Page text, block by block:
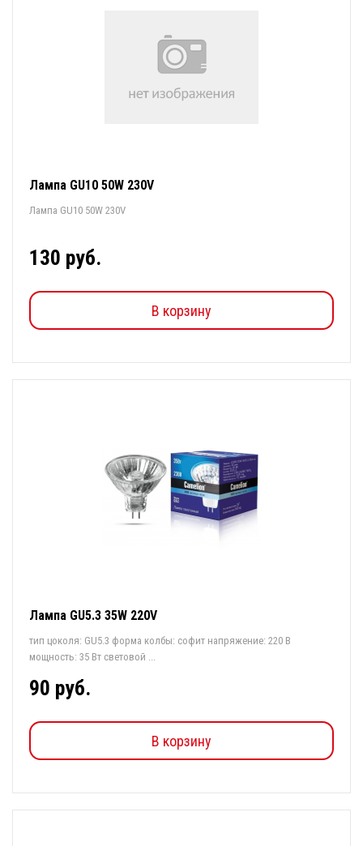
Лампа GU10 50W 230V
Лампа GU10 50W 230V
130 руб.
В корзину
Лампа GU5.3 35W 220V
тип цоколя: GU5.3 форма колбы: софит напряжение: 220 В
мощность: 35 Вт световой ...
90 руб.
В корзину